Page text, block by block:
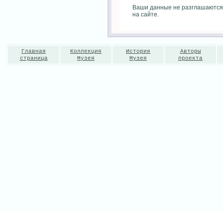
Ваши данные не
на сайте.
Главная
страница
Коллекция
Музея
История
Музея
Авторы
проекта